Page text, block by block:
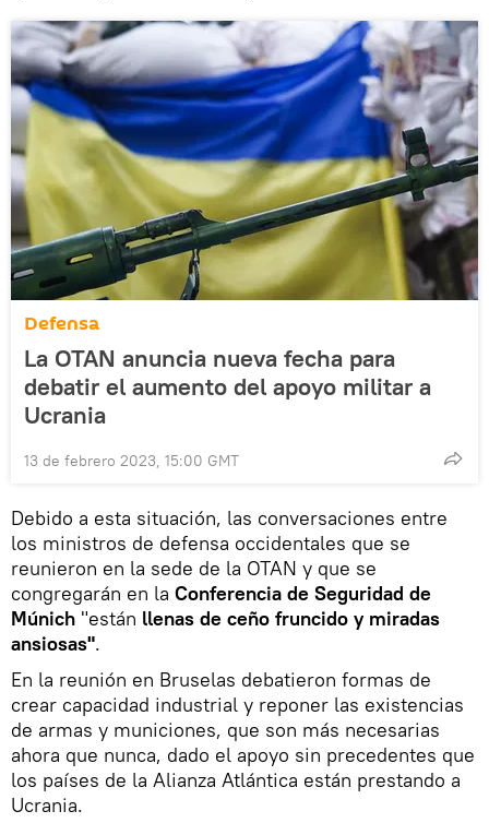
Defensa
La OTAN anuncia nueva fecha para
debatir el aumento del apoyo militar a
Ucrania
13 de febrero 2023, 15:00 GMT
Debido a esta situación, las conversaciones entre
los ministros de defensa occidentales que se
reunieron en la sede de la OTAN y que se
congregarán en la Conferencia de Seguridad de
Múnich "están llenas de ceño fruncido y miradas
ansiosas".
En la reunión en Bruselas debatieron formas de
crear capacidad industrial y reponer las existencias
de armas y municiones, que son más necesarias
ahora que nunca, dado el apoyo sin precedentes que
los países de la Alianza Atlántica están prestando a
Ucrania.